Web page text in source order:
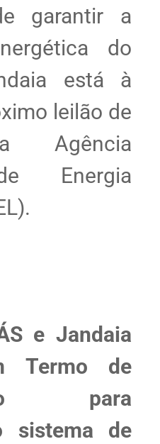
garantir a
do
está à
leilão de
Agência
Energia
e Jandaia
Termo de
para
sistema de